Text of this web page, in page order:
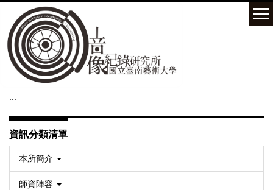
到
主
要
內
:::
資訊分類清單
本所簡介
師資陣容